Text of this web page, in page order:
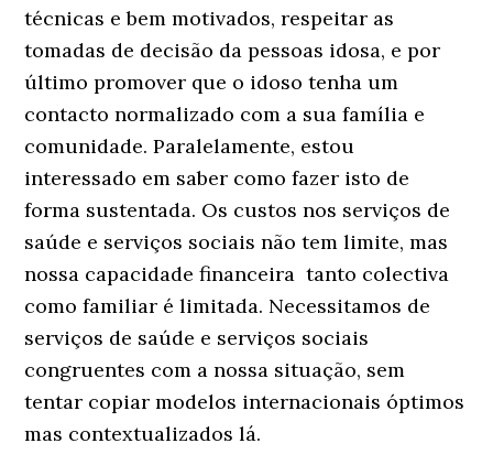
técnicas e bem motivados, respeitar as
tomadas de decisão da pessoas idosa, e por
último promover que o idoso tenha um
contacto normalizado com a sua família e
comunidade. Paralelamente, estou
interessado em saber como fazer isto de
forma sustentada. Os custos nos serviços de
saúde e serviços sociais não tem limite, mas
nossa capacidade financeira tanto colectiva
como familiar é limitada. Necessitamos de
serviços de saúde e serviços sociais
congruentes com a nossa situação, sem
tentar copiar modelos internacionais óptimos
mas contextualizados lá.